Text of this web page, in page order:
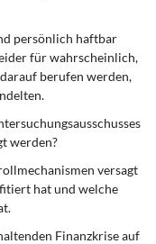
persönlich haftbar
für wahrscheinlich,
berufen werden,
werden?
versagt
hat und welche
Finanzkrise auf